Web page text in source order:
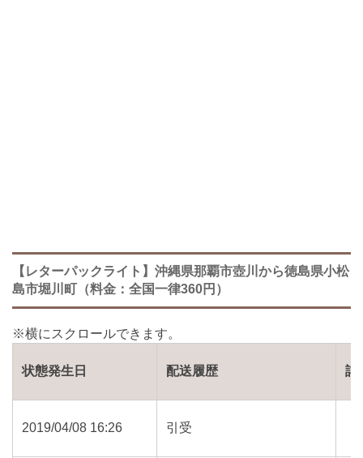
【レターパックライト】沖縄県那覇市壺川から徳島県小松
島市堀川町（料金：全国一律360円）
状態発生日 配送履歴 詳
2019/04/08 16:26 引受